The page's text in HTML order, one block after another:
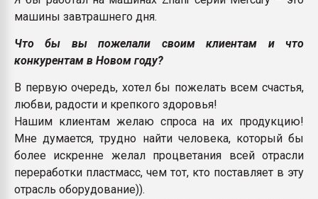
машины завтрашнего дня.
Что бы вы пожелали своим клиентам и что
конкурентам в Новом году?
В первую очередь, хотел бы пожелать всем счастья,
любви, радости и крепкого здоровья!
Нашим клиентам желаю спроса на их продукцию!
Мне думается, трудно найти человека, который бы
более искренне желал процветания всей отрасли
переработки пластмасс, чем тот, кто поставляет в эту
отрасль оборудование)).